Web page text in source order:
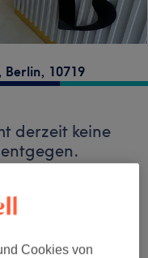
Berlin, 10719
derzeit keine
auf der Seite,
Profis
Cookies von